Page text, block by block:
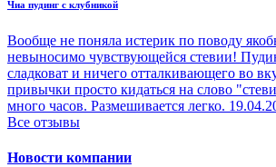
Чиа пудинг с клубникой
Вообще не поняла истерик по поводу
невыносимо чувствующейся стевии!
сладковат и ничего отталкивающего во
привычки просто кидаться на слово
много часов. Размешивается легко.
Все отзывы
Новости компании